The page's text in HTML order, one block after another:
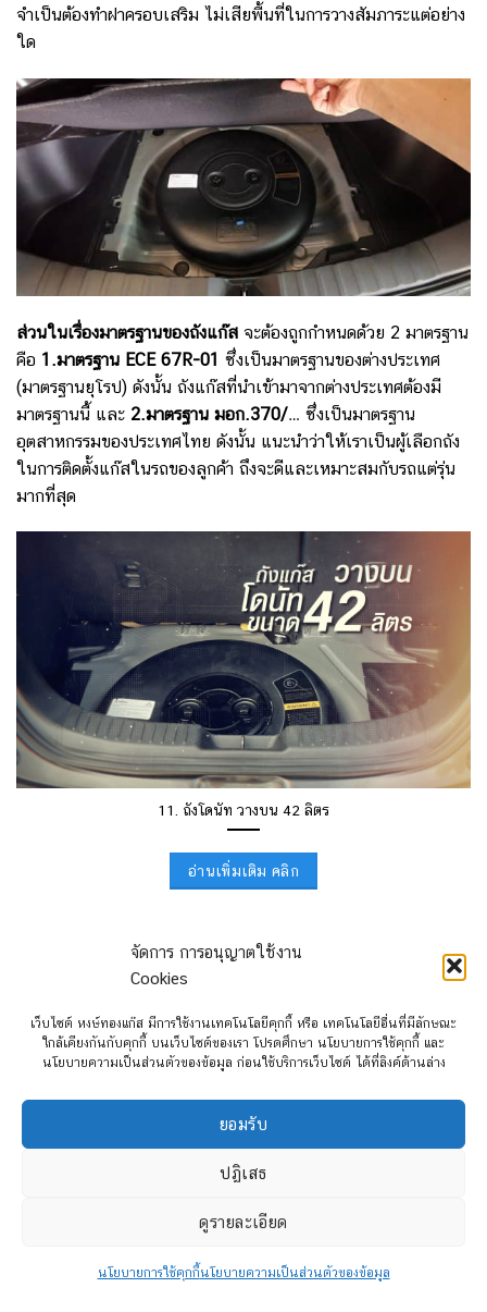
จัดการ การอนุญาตใช้งาน
Cookies
เว็บไซต์ หงษ์ทองแก๊ส มีการใช้งานเทคโนโลยีคุกกี้ หรือ เทคโนโลยีอื่นที่มีลักษณะ
ใกล้เคียงกันกับคุกกี้ บนเว็บไซต์ของเรา โปรดศึกษา นโยบายการใช้คุกกี้ และ
นโยบายความเป็นส่วนตัวของข้อมูล ก่อนใช้บริการเว็บไซต์ ได้ที่ลิงค์ด้านล่าง
ยอมรับ
ปฏิเสธ
ดูรายละเอียด
นโยบายการใช้คุกกี้นโยบายความเป็นส่วนตัวของข้อมูล
จำเป็นต้องทำฝาครอบเสริม ไม่เสียพื้นที่ในการวางสัมภาระแต่อย่าง
ใด
ส่วนในเรื่องมาตรฐานของถังแก๊ส จะต้องถูกกำหนดด้วย 2 มาตรฐาน
คือ 1.มาตรฐาน ECE 67R-01 ซึ่งเป็นมาตรฐานของต่างประเทศ
(มาตรฐานยุโรป) ดังนั้น ถังแก๊สที่นำเข้ามาจากต่างประเทศต้องมี
มาตรฐานนี้ และ 2.มาตรฐาน มอก.370/… ซึ่งเป็นมาตรฐาน
อุตสาหกรรมของประเทศไทย ดังนั้น แนะนำว่าให้เราเป็นผู้เลือกถัง
ในการติดตั้งแก๊สในรถของลูกค้า ถึงจะดีและเหมาะสมกับรถแต่รุ่น
มากที่สุด
11. ถังโดนัท วางบน 42 ลิตร
อ่านเพิ่มเติม คลิก
อุปกรณ์เสริม สำหรับ TOYOTA CROSS HYBRID อาทิ
รีเซ็ตน้ำมัน TOYOTA และ อุปกรณ์เสริมสำหรับรุ่นเครื่องยนต์
HYBRID